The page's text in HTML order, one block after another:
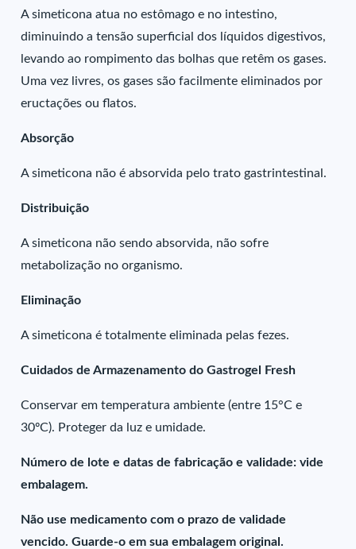
A simeticona atua no estômago e no intestino,
diminuindo a tensão superficial dos líquidos digestivos,
levando ao rompimento das bolhas que retêm os gases.
Uma vez livres, os gases são facilmente eliminados por
eructações ou flatos.
Absorção
A simeticona não é absorvida pelo trato gastrintestinal.
Distribuição
A simeticona não sendo absorvida, não sofre
metabolização no organismo.
Eliminação
A simeticona é totalmente eliminada pelas fezes.
Cuidados de Armazenamento do Gastrogel Fresh
Conservar em temperatura ambiente (entre 15°C e
30ºC). Proteger da luz e umidade.
Número de lote e datas de fabricação e validade: vide
embalagem.
Não use medicamento com o prazo de validade
vencido. Guarde-o em sua embalagem original.